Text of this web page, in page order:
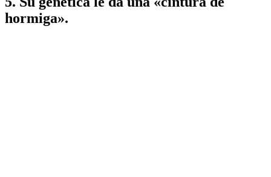
hormiga».